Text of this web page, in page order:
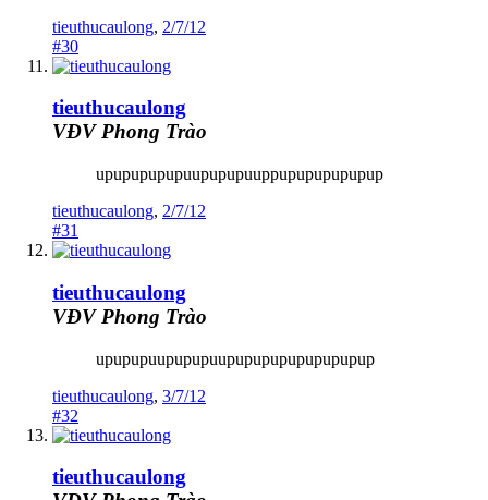
tieuthucaulong, 2/7/12
#30
tieuthucaulong
VĐV Phong Trào
upupupupupuupupupuuppupupupupupup
tieuthucaulong, 2/7/12
#31
tieuthucaulong
VĐV Phong Trào
upupupuupupupuupupupupupupupupup
tieuthucaulong, 3/7/12
#32
tieuthucaulong